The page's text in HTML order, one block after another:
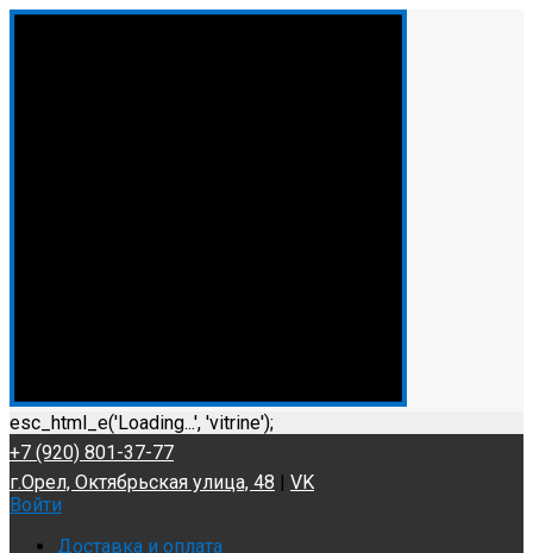
esc_html_e('Loading...', 'vitrine');
+7 (920) 801-37-77
г.Орел, Октябрьская улица, 48 | VK
Войти
Доставка и оплата